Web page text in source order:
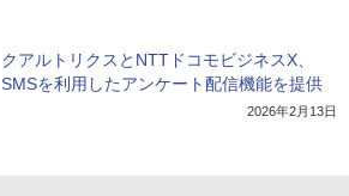
クアルトリクスとNTTドコモビジネスX、
SMSを利用したアンケート配信機能を提供
2026年2月13日